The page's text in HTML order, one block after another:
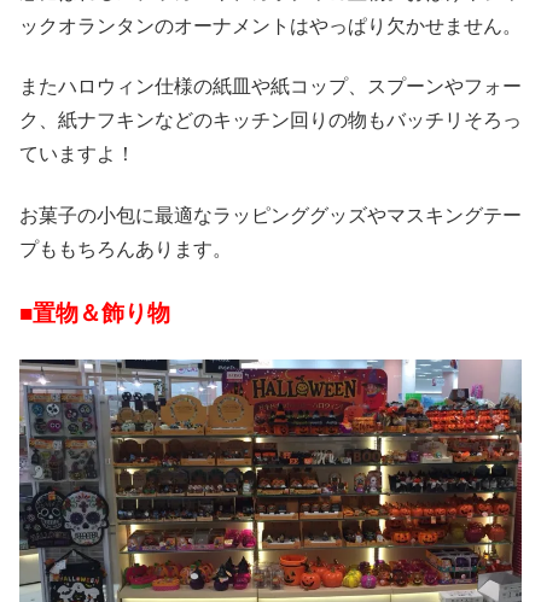
ックオランタンのオーナメントはやっぱり欠かせません。
またハロウィン仕様の紙皿や紙コップ、スプーンやフォー
ク、紙ナフキンなどのキッチン回りの物もバッチリそろっ
ていますよ！
お菓子の小包に最適なラッピンググッズやマスキングテー
プももちろんあります。
■置物＆飾り物